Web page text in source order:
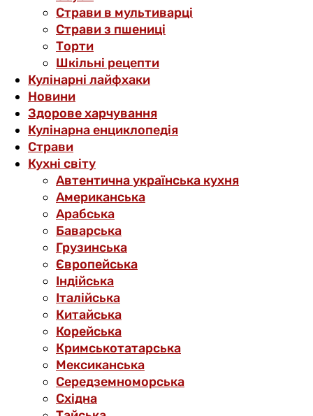
Страви в мультиварці
Страви з пшениці
Торти
Шкільні рецепти
Кулінарні лайфхаки
Новини
Здорове харчування
Кулінарна енциклопедія
Страви
Кухні світу
Автентична українська кухня
Американська
Арабська
Баварська
Грузинська
Європейська
Індійська
Італійська
Китайська
Корейська
Кримськотатарська
Мексиканська
Середземноморська
Східна